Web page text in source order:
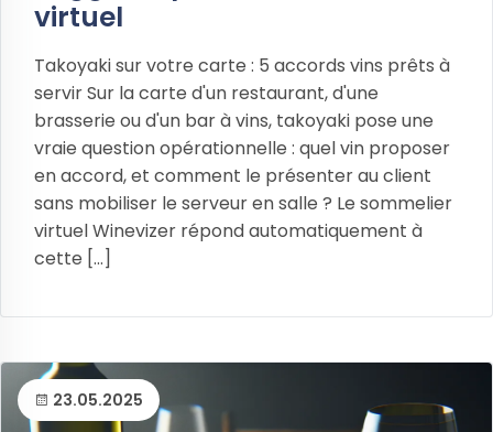
virtuel
Takoyaki sur votre carte : 5 accords vins prêts à
servir Sur la carte d'un restaurant, d'une
brasserie ou d'un bar à vins, takoyaki pose une
vraie question opérationnelle : quel vin proposer
en accord, et comment le présenter au client
sans mobiliser le serveur en salle ? Le sommelier
virtuel Winevizer répond automatiquement à
cette [...]
23.05.2025